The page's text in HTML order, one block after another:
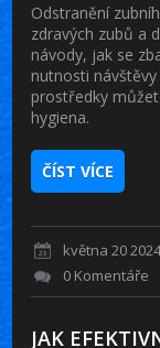
Odstranění
zdravých zubů a
návody, jak se
nutnosti
prostředky
hygiena.
ČÍST VÍCE
května 20
0 Komentáře
JAK